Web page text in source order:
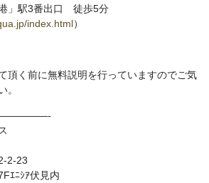
」駅3番出口 徒歩5分
index.html）
頂く前に無料説明を行っていますのでご気
。
2-23
ｴﾆｼｱ伏見内